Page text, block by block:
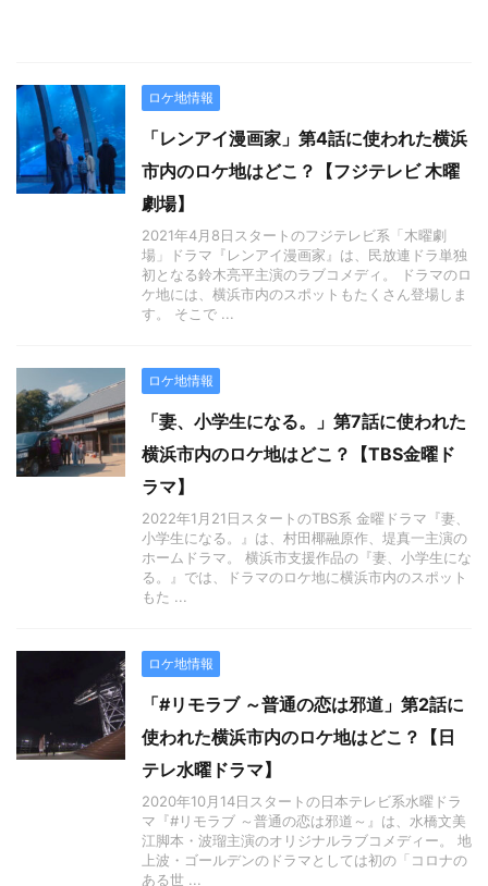
ロケ地情報
「レンアイ漫画家」第4話に使われた横浜
市内のロケ地はどこ？【フジテレビ 木曜
劇場】
2021年4月8日スタートのフジテレビ系「木曜劇
場」ドラマ『レンアイ漫画家』は、民放連ドラ単独
初となる鈴木亮平主演のラブコメディ。 ドラマのロ
ケ地には、横浜市内のスポットもたくさん登場しま
す。 そこで ...
ロケ地情報
「妻、小学生になる。」第7話に使われた
横浜市内のロケ地はどこ？【TBS金曜ド
ラマ】
2022年1月21日スタートのTBS系 金曜ドラマ『妻、
小学生になる。』は、村田椰融原作、堤真一主演の
ホームドラマ。 横浜市支援作品の『妻、小学生にな
る。』では、ドラマのロケ地に横浜市内のスポット
もた ...
ロケ地情報
「#リモラブ ～普通の恋は邪道」第2話に
使われた横浜市内のロケ地はどこ？【日
テレ水曜ドラマ】
2020年10月14日スタートの日本テレビ系水曜ドラ
マ『#リモラブ ～普通の恋は邪道～』は、水橋文美
江脚本・波瑠主演のオリジナルラブコメディー。 地
上波・ゴールデンのドラマとしては初の「コロナの
ある世 ...